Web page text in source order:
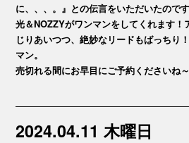
に、、、。』との伝言をいただいたので
光＆NOZZYがワンマンをしてくれます！
じりあいつつ、絶妙なリードもばっちり
マン。
売切れる間にお早目にご予約くださいね～
2024.04.11 木曜日